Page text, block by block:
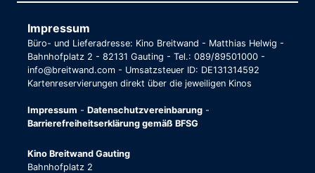
Impressum
Büro- und Lieferadresse: Kino Breitwand - Matthias Helwig -
Bahnhofplatz 2 - 82131 Gauting - Tel.: 089/89501000 -
info@breitwand.com - Umsatzsteuer ID: DE131314592
Kartenreservierungen direkt über die jeweiligen Kinos
Impressum - Datenschutzvereinbarung -
Barrierefreiheitserklärung gemäß BFSG
Kino Breitwand Gauting
Bahnhofplatz 2